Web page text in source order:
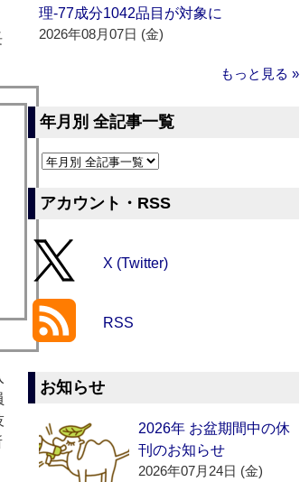
理‐77成分1042品目が対象に
2026年08月07日 (金)
もっと見る »
年月別 全記事一覧
アカウント・RSS
X (Twitter)
RSS
お知らせ
2026年 お盆期間中の休
刊のお知らせ
2026年07月24日 (金)